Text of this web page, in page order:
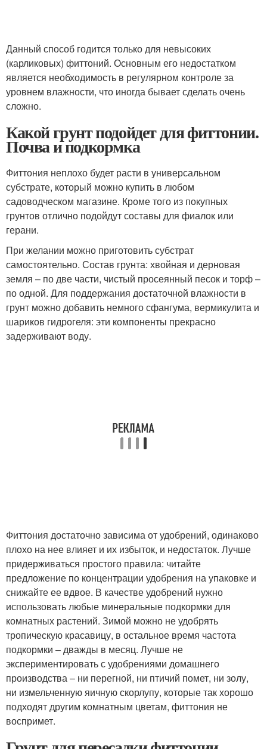
Данный способ годится только для невысоких
(карликовых) фиттоний. Основным его недостатком
является необходимость в регулярном контроле за
уровнем влажности, что иногда бывает сделать очень
сложно.
Какой грунт подойдет для фиттонии.
Почва и подкормка
Фиттония неплохо будет расти в универсальном
субстрате, который можно купить в любом
садоводческом магазине. Кроме того из покупных
грунтов отлично подойдут составы для фиалок или
герани.
При желании можно приготовить субстрат
самостоятельно. Состав грунта: хвойная и дерновая
земля – по две части, чистый просеянный песок и торф –
по одной. Для поддержания достаточной влажности в
грунт можно добавить немного сфангума, вермикулита и
шариков гидрогеля: эти компоненты прекрасно
задерживают воду.
Фиттония достаточно зависима от удобрений, одинаково
плохо на нее влияет и их избыток, и недостаток. Лучше
придерживаться простого правила: читайте
предложение по концентрации удобрения на упаковке и
снижайте ее вдвое. В качестве удобрений нужно
использовать любые минеральные подкормки для
комнатных растений. Зимой можно не удобрять
тропическую красавицу, в остальное время частота
подкормки – дважды в месяц. Лучше не
экспериментировать с удобрениями домашнего
производства – ни перегной, ни птичий помет, ни золу,
ни измельченную яичную скорлупу, которые так хорошо
подходят другим комнатным цветам, фиттония не
воспримет.